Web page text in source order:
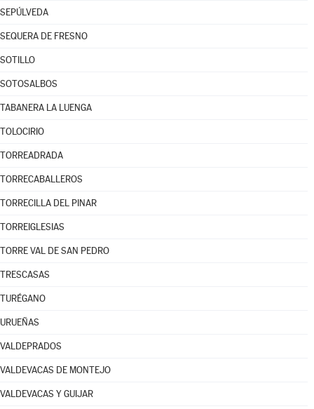
SEPÚLVEDA
SEQUERA DE FRESNO
SOTILLO
SOTOSALBOS
TABANERA LA LUENGA
TOLOCIRIO
TORREADRADA
TORRECABALLEROS
TORRECILLA DEL PINAR
TORREIGLESIAS
TORRE VAL DE SAN PEDRO
TRESCASAS
TURÉGANO
URUEÑAS
VALDEPRADOS
VALDEVACAS DE MONTEJO
VALDEVACAS Y GUIJAR